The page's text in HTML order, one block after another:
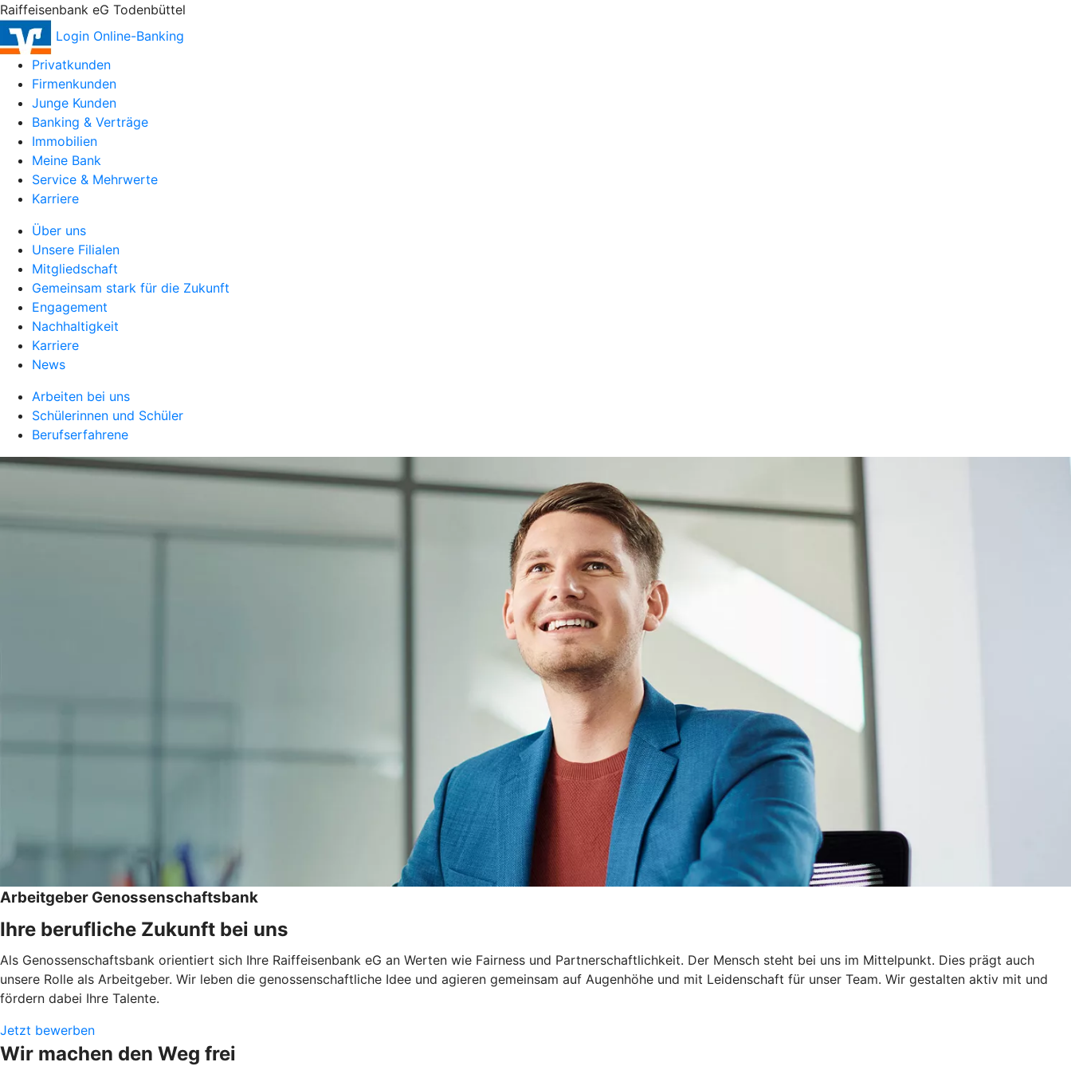
Raiffeisenbank eG Todenbüttel
Login Online-Banking
Privatkunden
Firmenkunden
Junge Kunden
Banking & Verträge
Immobilien
Meine Bank
Service & Mehrwerte
Karriere
Über uns
Unsere Filialen
Mitgliedschaft
Gemeinsam stark für die Zukunft
Engagement
Nachhaltigkeit
Karriere
News
Arbeiten bei uns
Schülerinnen und Schüler
Berufserfahrene
Arbeitgeber Genossenschaftsbank
Ihre berufliche Zukunft bei uns
Als Genossenschaftsbank orientiert sich Ihre Raiffeisenbank eG an Werten wie Fairness und Partnerschaftlichkeit. Der Mensch steht bei uns im Mittelpunkt. Dies prägt auch
unsere Rolle als Arbeitgeber. Wir leben die genossenschaftliche Idee und agieren gemeinsam auf Augenhöhe und mit Leidenschaft für unser Team. Wir gestalten aktiv mit und
fördern dabei Ihre Talente.
Jetzt bewerben
Wir machen den Weg frei